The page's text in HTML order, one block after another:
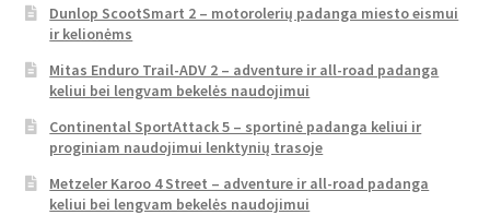
Dunlop ScootSmart 2 – motorolerių padanga miesto eismui
ir kelionėms
Mitas Enduro Trail-ADV 2 – adventure ir all-road padanga
keliui bei lengvam bekelės naudojimui
Continental SportAttack 5 – sportinė padanga keliui ir
proginiam naudojimui lenktynių trasoje
Metzeler Karoo 4 Street – adventure ir all-road padanga
keliui bei lengvam bekelės naudojimui